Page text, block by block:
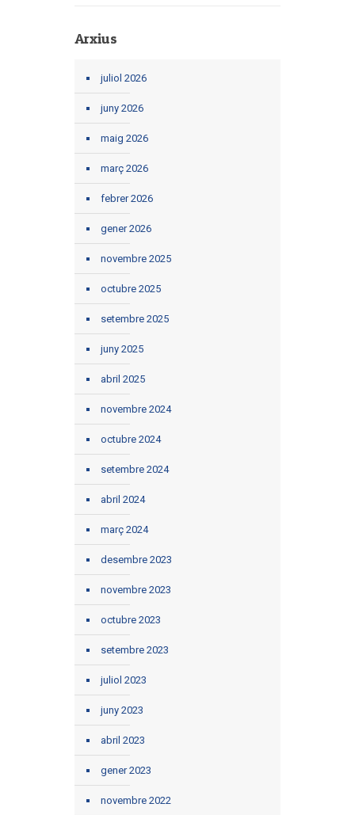
Arxius
juliol 2026
juny 2026
maig 2026
març 2026
febrer 2026
gener 2026
novembre 2025
octubre 2025
setembre 2025
juny 2025
abril 2025
novembre 2024
octubre 2024
setembre 2024
abril 2024
març 2024
desembre 2023
novembre 2023
octubre 2023
setembre 2023
juliol 2023
juny 2023
abril 2023
gener 2023
novembre 2022